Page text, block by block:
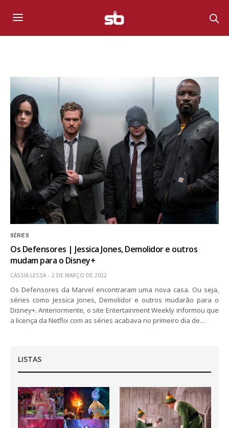
SÉRIES
Os Defensores | Jessica Jones, Demolidor e outros
mudam para o Disney+
CÁSSIA LESSA 2 DE MARÇO DE 2022
Os Defensores da Marvel encontraram uma nova casa. Ou seja,
séries como Jessica Jones, Demolidor e outros mudarão para o
Disney+. Anteriormente, o site Entertainment Weekly informou que
a licença da Netflix com as séries acabava no primeiro dia de…
LISTAS